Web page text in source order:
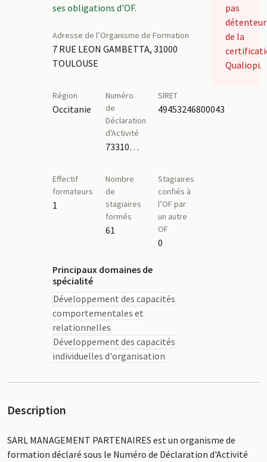
ses obligations d'OF.
Adresse de l’Organisme de Formation
7 RUE LEON GAMBETTA, 31000
TOULOUSE
Région
Occitanie
Numéro
de
Déclaration
d'Activité
73310485831
SIRET
49453246800043
Effectif
formateurs
1
Nombre
de
stagiaires
formés
61
Stagiaires
confiés à
l’OF par
un autre
OF
0
Principaux domaines de
spécialité
Développement des capacités
comportementales et
relationnelles
Développement des capacités
individuelles d'organisation
pas
détenteur
de la
Qualiopi.
Description
SARL MANAGEMENT PARTENAIRES est un organisme de
formation déclaré sous le Numéro de Déclaration d'Activité